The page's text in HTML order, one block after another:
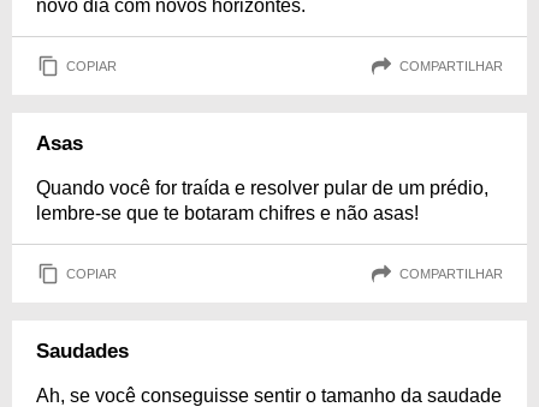
novo dia com novos horizontes.
COPIAR COMPARTILHAR
Asas
Quando você for traída e resolver pular de um prédio,
lembre-se que te botaram chifres e não asas!
COPIAR COMPARTILHAR
Saudades
Ah, se você conseguisse sentir o tamanho da saudade